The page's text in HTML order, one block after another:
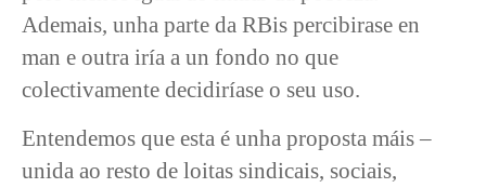
Ademais, unha parte da RBis percibirase en
man e outra iría a un fondo no que
colectivamente decidiríase o seu uso.
Entendemos que esta é unha proposta máis ‒
unida ao resto de loitas sindicais, sociais,